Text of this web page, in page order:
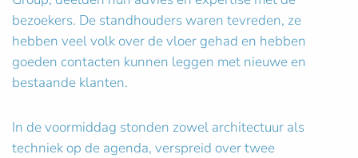
bezoekers. De standhouders waren tevreden, ze
hebben veel volk over de vloer gehad en hebben
goeden contacten kunnen leggen met nieuwe en
bestaande klanten.
In de voormiddag stonden zowel architectuur als
techniek op de agenda, verspreid over twee